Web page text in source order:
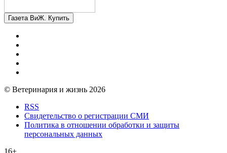
Газета ВиЖ. Купить
© Ветеринария и жизнь 2026
RSS
Свидетельство о регистрации СМИ
Политика в отношении обработки и защиты
персональных данных